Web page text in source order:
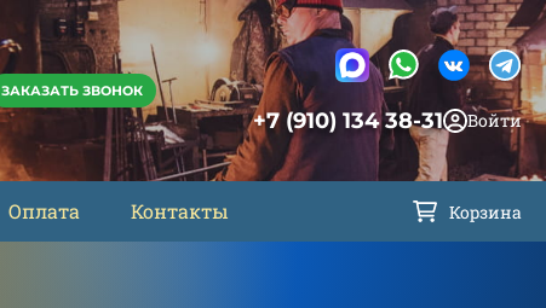
ЗАКАЗАТЬ ЗВОНОК
+7 (910) 134 38-31 Войти
Оплата Контакты Корзина